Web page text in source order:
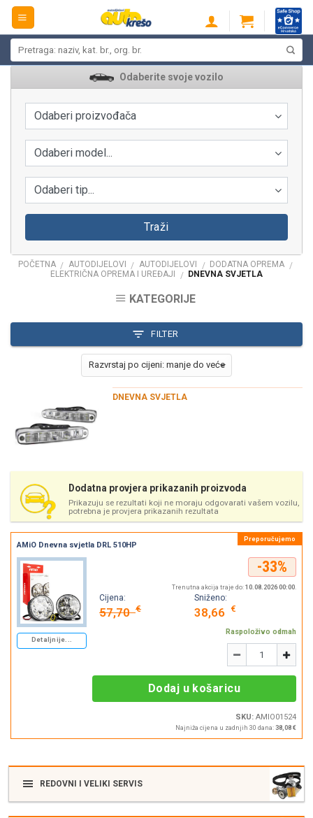
Skip
content
Odaberite svoje vozilo
Odaberi proizvođača
Odaberi model...
Odaberi tip...
Traži
POČETNA / AUTODIJELOVI / AUTODIJELOVI / DODATNA OPREMA /
ELEKTRIČNA OPREMA I UREĐAJI
/ DNEVNA SVJETLA
KATEGORIJE
FILTER
DNEVNA SVJETLA
Dodatna provjera prikazanih proizvoda
Prikazuju se rezultati koji ne moraju odgovarati vašem vozilu,
potrebna je provjera prikazanih rezultata
Detaljnije...
AMiO Dnevna svjetla DRL 510HP
-33%
Trenutna akcija traje do: 10.08.2026 00:00.
Cijena:
57,70€
Sniženo:
38,66 €
Raspoloživo odmah
- +
Dodaj u košaricu
SKU: AMIO01524
Najniža cijena u zadnjih 30 dana: 38,08 €
REDOVNI I VELIKI SERVIS